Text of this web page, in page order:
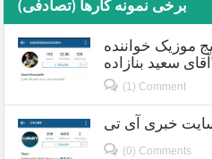
برخی نمونه کارها (تصادفی)
موزیک خواننده
(1) Comment
خبری آی تی
(0) Comments